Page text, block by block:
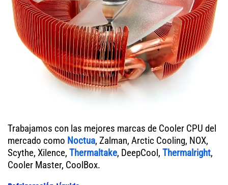
Trabajamos con las mejores marcas de Cooler CPU del
mercado como Noctua, Zalman, Arctic Cooling, NOX,
Scythe, Xilence, Thermaltake, DeepCool, Thermalright,
Cooler Master, CoolBox.